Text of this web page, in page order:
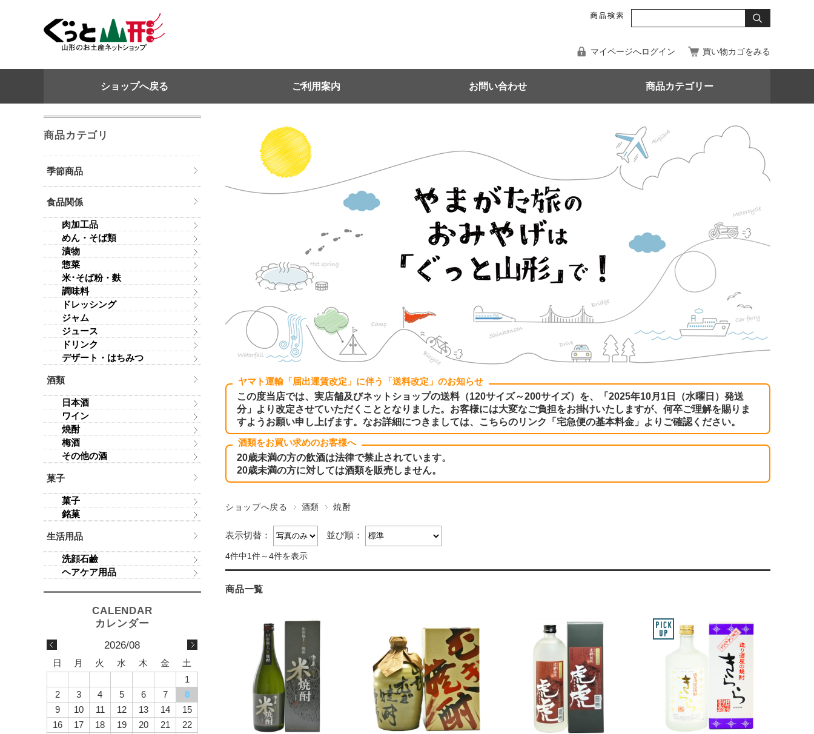
マイページへログイン 買い物カゴをみる
ショップへ戻る ご利用案内 お問い合わせ 商品カテゴリー
ヤマト運輸「届出運賃改定」に伴う「送料改定」のお知らせ
この度当店では、実店舗及びネットショップの送料（120サイズ～200サイズ）を、「2025年10月1日（水曜日）発送
分」より改定させていただくこととなりました。お客様には大変なご負担をお掛けいたしますが、何卒ご理解を賜りま
すようお願い申し上げます。なお詳細につきましては、こちらのリンク
「宅急便の基本料金」 よりご確認ください。
酒類をお買い求めのお客様へ
20歳未満の方の飲酒は法律で禁止されています。
20歳未満の方に対しては酒類を販売しません。
ショップへ戻る 酒類 焼酎
表示切替： 並び順：
4件中1件～4件を表示
商品一覧
商品カテゴリ
季節商品
食品関係
肉加工品
めん・そば類
漬物
惣菜
米･そば粉・麩
調味料
ドレッシング
ジャム
ジュース
ドリンク
デザート・はちみつ
酒類
日本酒
ワイン
焼酎
梅酒
その他の酒
菓子
菓子
銘菓
生活用品
洗顔石鹼
ヘアケア用品
2026/08
日 月 火 水 木 金
土
1
2
3 4 5 6 7
8
9
10 11 12 13 14
15
16
17 18 19 20 21
22